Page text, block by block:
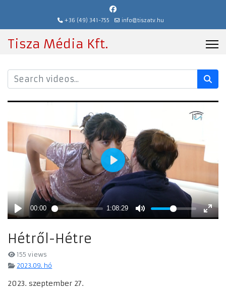
+36 (49) 341-755 info@tiszatv.hu
Tisza Média Kft.
Hétről-Hétre
155 views
2023.09. hó
2023. szeptember 27.